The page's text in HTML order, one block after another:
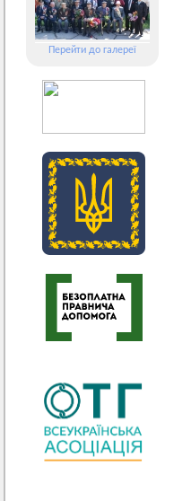
Перейти до галереї